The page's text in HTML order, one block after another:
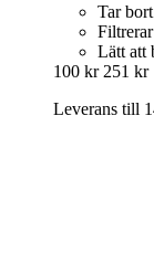
Tar
Lätt att
100 kr 251 kr
Leverans till